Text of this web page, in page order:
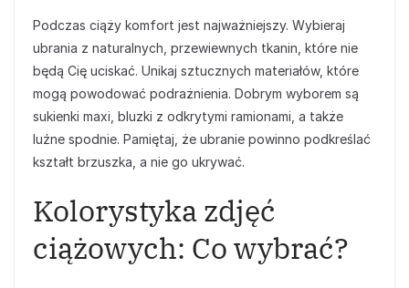
Podczas ciąży komfort jest najważniejszy. Wybieraj
ubrania z naturalnych, przewiewnych tkanin, które nie
będą Cię uciskać. Unikaj sztucznych materiałów, które
mogą powodować podrażnienia. Dobrym wyborem są
sukienki maxi, bluzki z odkrytymi ramionami, a także
luźne spodnie. Pamiętaj, że ubranie powinno podkreślać
kształt brzuszka, a nie go ukrywać.
Kolorystyka zdjęć
ciążowych: Co wybrać?